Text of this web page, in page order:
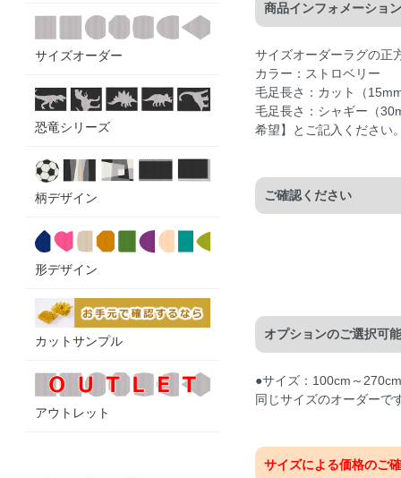
商品インフォメーション
サイズオーダーラグの正
カラー：ストロベリー
毛足長さ：カット（
毛足長さ：シャギー（
希望】とご記入ください
ご確認ください
オプションのご選択可
●サイズ：100cm～
同じサイズのオーダーで
サイズによる価格のご
サイズオーダー
恐竜シリーズ
柄デザイン
形デザイン
カットサンプル
アウトレット